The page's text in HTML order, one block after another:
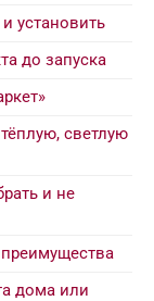
установить
до запуска
светлую
и не
дома или